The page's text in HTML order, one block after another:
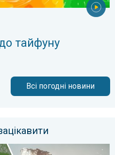
тайфуну
Всі погодні новини
Сонячний удар. . .